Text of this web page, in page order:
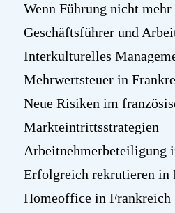
Wenn Führung nicht mehr
Geschäftsführer und
Interkulturelles
Mehrwertsteuer in
Neue Risiken im
Markteintrittsstrategien
Arbeitnehmerbeteiligung
Erfolgreich rekrutieren in
Homeoffice in Frankreich